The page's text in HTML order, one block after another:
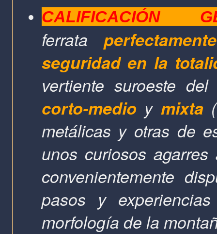
CALIFICACIÓN
ferrata
seguridad en la
vertiente suroeste
corto-medioy mixta
metálicas y otras de
unos curiosos
convenientemente
pasos y
morfología de la